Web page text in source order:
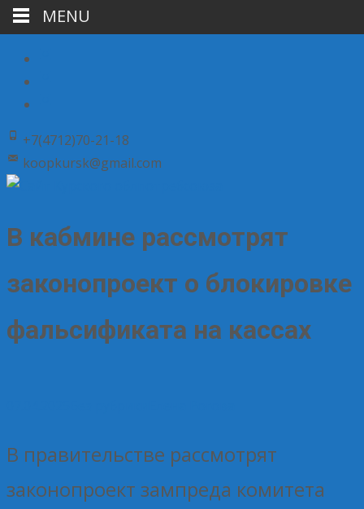
+7(4712)70-21-18
koopkursk@gmail.com
В кабмине рассмотрят
законопроект о блокировке
фальсификата на кассах
В правительстве рассмотрят
законопроект зампреда комитета
MENU